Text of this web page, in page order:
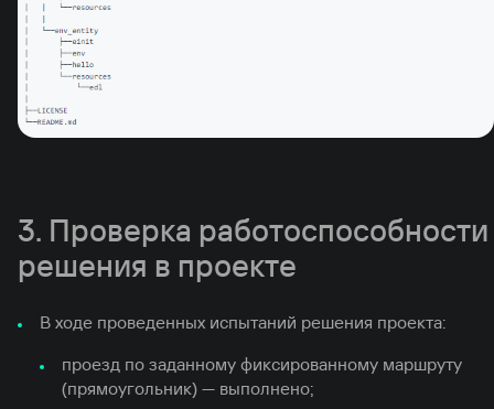
3. Проверка работоспособности
решения в проекте
В ходе проведенных испытаний решения проекта:
проезд по заданному фиксированному маршруту
(прямоугольник) — выполнено;